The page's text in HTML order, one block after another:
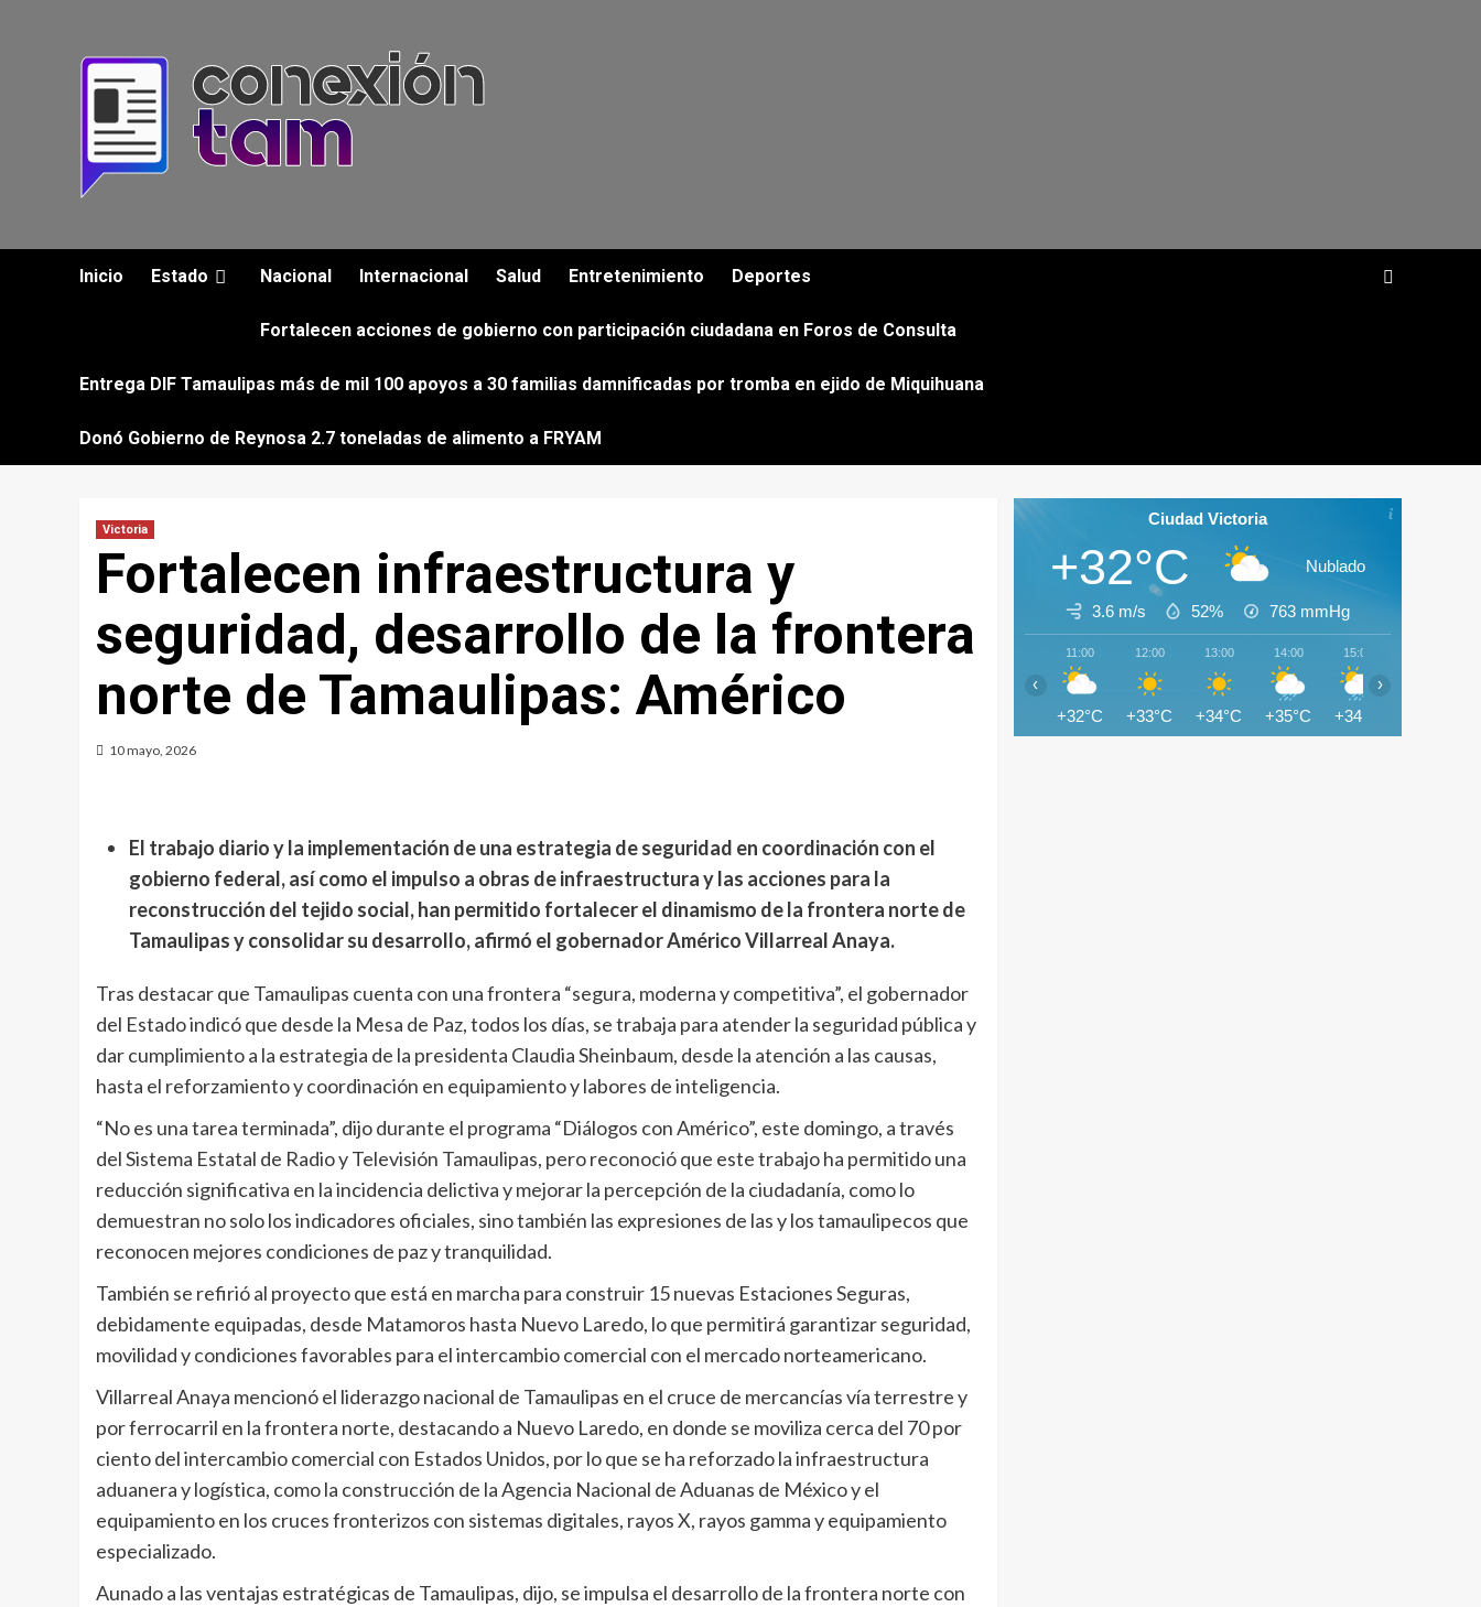
Inicio Estado Nacional Internacional Salud Entretenimiento Deportes
Fortalecen acciones de gobierno con participación ciudadana en Foros de Consulta
Entrega DIF Tamaulipas más de mil 100 apoyos a 30 familias damnificadas por tromba en ejido de Miquihuana
Donó Gobierno de Reynosa 2.7 toneladas de alimento a FRYAM
Victoria
Fortalecen infraestructura y
seguridad, desarrollo de la frontera
norte de Tamaulipas: Américo
10 mayo, 2026
El trabajo diario y la implementación de una estrategia de seguridad en coordinación con el
gobierno federal, así como el impulso a obras de infraestructura y las acciones para la
reconstrucción del tejido social, han permitido fortalecer el dinamismo de la frontera norte de
Tamaulipas y consolidar su desarrollo, afirmó el gobernador Américo Villarreal Anaya.
Tras destacar que Tamaulipas cuenta con una frontera “segura, moderna y competitiva”, el gobernador
del Estado indicó que desde la Mesa de Paz, todos los días, se trabaja para atender la seguridad pública y
dar cumplimiento a la estrategia de la presidenta Claudia Sheinbaum, desde la atención a las causas,
hasta el reforzamiento y coordinación en equipamiento y labores de inteligencia.
“No es una tarea terminada”, dijo durante el programa “Diálogos con Américo”, este domingo, a través
del Sistema Estatal de Radio y Televisión Tamaulipas, pero reconoció que este trabajo ha permitido una
reducción significativa en la incidencia delictiva y mejorar la percepción de la ciudadanía, como lo
demuestran no solo los indicadores oficiales, sino también las expresiones de las y los tamaulipecos que
reconocen mejores condiciones de paz y tranquilidad.
También se refirió al proyecto que está en marcha para construir 15 nuevas Estaciones Seguras,
debidamente equipadas, desde Matamoros hasta Nuevo Laredo, lo que permitirá garantizar seguridad,
movilidad y condiciones favorables para el intercambio comercial con el mercado norteamericano.
Villarreal Anaya mencionó el liderazgo nacional de Tamaulipas en el cruce de mercancías vía terrestre y
por ferrocarril en la frontera norte, destacando a Nuevo Laredo, en donde se moviliza cerca del 70 por
ciento del intercambio comercial con Estados Unidos, por lo que se ha reforzado la infraestructura
aduanera y logística, como la construcción de la Agencia Nacional de Aduanas de México y el
equipamiento en los cruces fronterizos con sistemas digitales, rayos X, rayos gamma y equipamiento
especializado.
Aunado a las ventajas estratégicas de Tamaulipas, dijo, se impulsa el desarrollo de la frontera norte con
Ciudad Victoria
+32°C Nublado
3.6 m/s 52% 763 mmHg
11:00
+32°C
12:00
+33°C
13:00
+34°C
14:00
+35°C
15:00
+34°C
‹ ›